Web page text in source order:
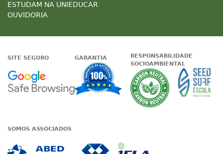
ESTUDAM NA UNIEDUCAR
OUVIDORIA
SITE SEGURO
Google - Status do site no
GARANTIA
Garantia de
RESPONSABILIDADE
SOCIOAMBIENTAL
A
SOMOS ASSOCIADOS